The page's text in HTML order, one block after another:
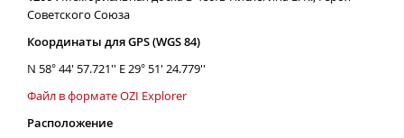
Советского Союза
Координаты для GPS (WGS 84)
N 58° 44' 57.721'' E 29° 51' 24.779''
Файл в формате OZI Explorer
Расположение